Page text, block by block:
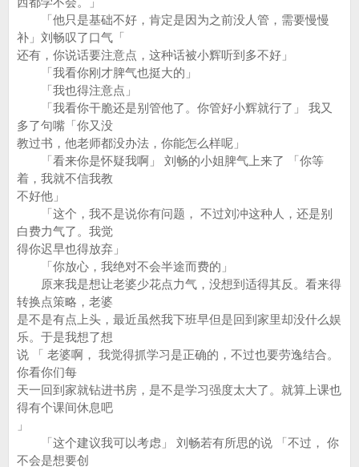
「他只是基础不好，肯定是因为之前没人管，需要慢慢
补」刘畅叹了口气「
还有，你说话要注意点，这种话被小辉听到多不好」
「我看你刚才脾气也挺大的」
「我也得注意点」
「我看你干脆还是别管他了。你管好小辉就行了」 我又
多了句嘴「你又没
教过书，他老师都没办法，你能怎么样呢」
「看来你是怀疑我啊」 刘畅的小姐脾气上来了 「你等
着，我就不信我教
不好他」
「这个，我不是说你有问题， 不过刘冲这种人，还是别
白费力气了。我觉
得你迟早也得放弃」
「你放心，我绝对不会半途而费的」
原来我是想让老婆少花点力气，没想到适得其反。看来得
转换点策略，老婆
是不是有点上头，最近虽然我下班早但是回到家里却没什么娱
乐。于是我想了想
说 「 老婆啊， 我觉得抓学习是正确的，不过也要劳逸结合。
你看你们每
天一回到家就钻进书房，是不是学习强度太大了。就算上课也
得有个课间休息吧
」
「这个建议我可以考虑」 刘畅若有所思的说 「不过， 你
不会是想要创